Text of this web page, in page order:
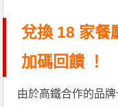
兌換 18 家餐
加碼回饋 ！
由於高鐵合作的品